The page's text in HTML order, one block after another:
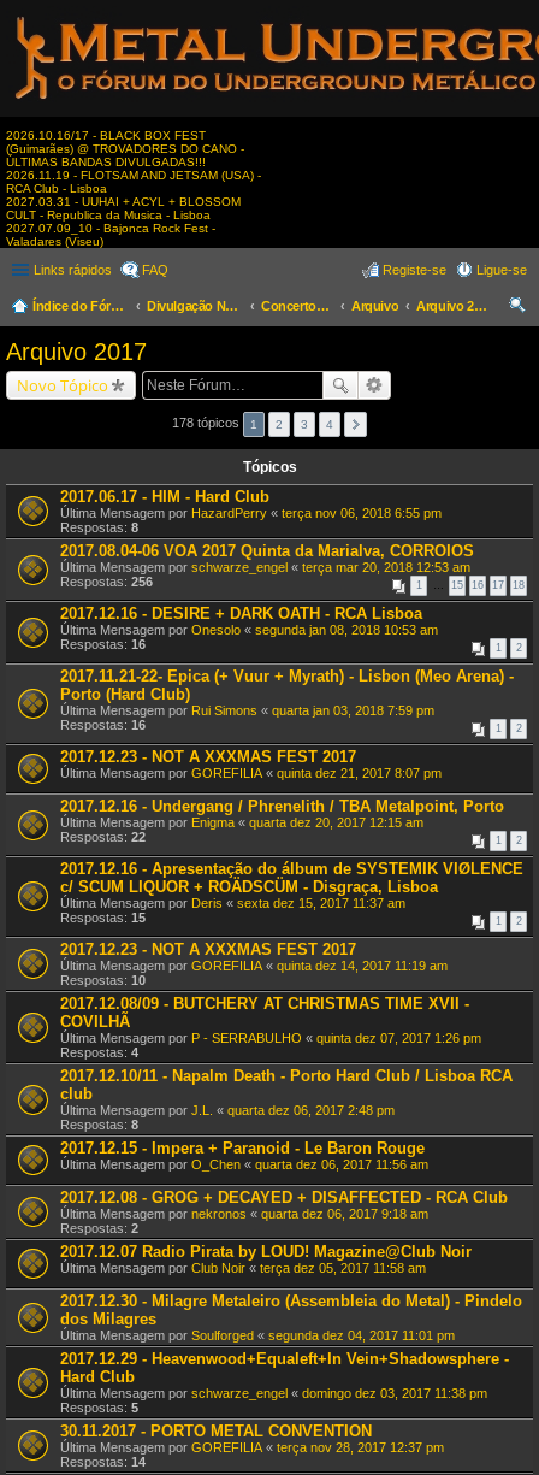
2026.10.16/17 - BLACK BOX FEST
(Guimarães) @ TROVADORES DO CANO -
ÚLTIMAS BANDAS DIVULGADAS!!!
2026.11.19 - FLOTSAM AND JETSAM (USA) -
RCA Club - Lisboa
2027.03.31 - UUHAI + ACYL + BLOSSOM
CULT - Republica da Musica - Lisboa
2027.07.09_10 - Bajonca Rock Fest -
Valadares (Viseu)
Links rápidos FAQ Ligue-se
Registe-se
Índice do Fórum Divulgação Nacional Concertos & Eventos Arquivo
Arquivo 2017
Arquivo 2017
Novo Tópico
178 tópicos 1 2 3 4
Tópicos
2017.06.17 - HIM - Hard Club
Última Mensagem por HazardPerry « terça nov 06, 2018 6:55 pm
Respostas: 8
2017.08.04-06 VOA 2017 Quinta da Marialva, CORROIOS
Última Mensagem por schwarze_engel « terça mar 20, 2018 12:53 am
Respostas: 256 1 … 15 16 17 18
2017.12.16 - DESIRE + DARK OATH - RCA Lisboa
Última Mensagem por Onesolo « segunda jan 08, 2018 10:53 am
Respostas: 16 1 2
2017.11.21-22- Epica (+ Vuur + Myrath) - Lisbon (Meo Arena) -
Porto (Hard Club)
Última Mensagem por Rui Simons « quarta jan 03, 2018 7:59 pm
Respostas: 16 1 2
2017.12.23 - NOT A XXXMAS FEST 2017
Última Mensagem por GOREFILIA « quinta dez 21, 2017 8:07 pm
2017.12.16 - Undergang / Phrenelith / TBA Metalpoint, Porto
Última Mensagem por Enigma « quarta dez 20, 2017 12:15 am
Respostas: 22 1 2
2017.12.16 - Apresentação do álbum de SYSTEMIK VIØLENCE
c/ SCUM LIQUOR + ROÄDSCÜM - Disgraça, Lisboa
Última Mensagem por Deris « sexta dez 15, 2017 11:37 am
Respostas: 15 1 2
2017.12.23 - NOT A XXXMAS FEST 2017
Última Mensagem por GOREFILIA « quinta dez 14, 2017 11:19 am
Respostas: 10
2017.12.08/09 - BUTCHERY AT CHRISTMAS TIME XVII -
COVILHÃ
Última Mensagem por P - SERRABULHO « quinta dez 07, 2017 1:26 pm
Respostas: 4
2017.12.10/11 - Napalm Death - Porto Hard Club / Lisboa RCA
club
Última Mensagem por J.L. « quarta dez 06, 2017 2:48 pm
Respostas: 8
2017.12.15 - Impera + Paranoid - Le Baron Rouge
Última Mensagem por O_Chen « quarta dez 06, 2017 11:56 am
2017.12.08 - GROG + DECAYED + DISAFFECTED - RCA Club
Última Mensagem por nekronos « quarta dez 06, 2017 9:18 am
Respostas: 2
2017.12.07 Radio Pirata by LOUD! Magazine@Club Noir
Última Mensagem por Club Noir « terça dez 05, 2017 11:58 am
2017.12.30 - Milagre Metaleiro (Assembleia do Metal) - Pindelo
dos Milagres
Última Mensagem por Soulforged « segunda dez 04, 2017 11:01 pm
2017.12.29 - Heavenwood+Equaleft+In Vein+Shadowsphere -
Hard Club
Última Mensagem por schwarze_engel « domingo dez 03, 2017 11:38 pm
Respostas: 5
30.11.2017 - PORTO METAL CONVENTION
Última Mensagem por GOREFILIA « terça nov 28, 2017 12:37 pm
Respostas: 14